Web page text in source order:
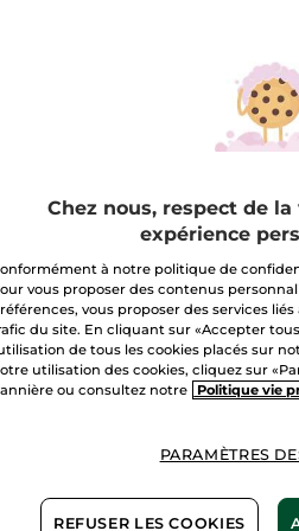
Crème
Non-
48H
ml
(1504)
1+1
Rides
Pour
1+1
Chez nous, respect de
expérience
à notre politique de
vous proposer des contenus
vous proposer des services
du site. En cliquant sur «Accepter
de tous les cookies placés sur
utilisation des cookies, cliquez sur
ou consultez notre
Politique vie
PARAMÈTRES
REFUSER LES COOKIES